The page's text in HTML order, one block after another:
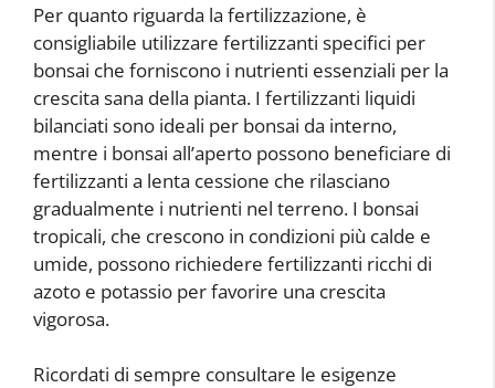
Per quanto riguarda la fertilizzazione, è
consigliabile utilizzare fertilizzanti specifici per
bonsai che forniscono i nutrienti essenziali per la
crescita sana della pianta. I fertilizzanti liquidi
bilanciati sono ideali per bonsai da interno,
mentre i bonsai all’aperto possono beneficiare di
fertilizzanti a lenta cessione che rilasciano
gradualmente i nutrienti nel terreno. I bonsai
tropicali, che crescono in condizioni più calde e
umide, possono richiedere fertilizzanti ricchi di
azoto e potassio per favorire una crescita
vigorosa.
Ricordati di sempre consultare le esigenze